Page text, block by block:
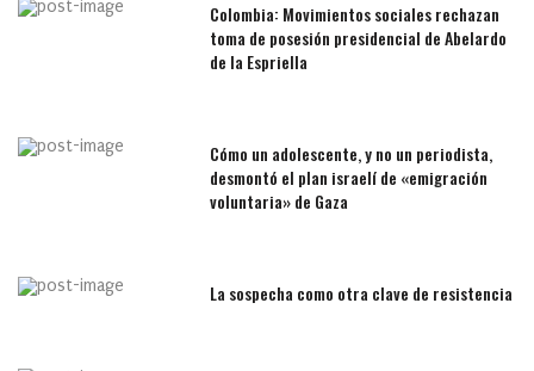
Colombia: Movimientos sociales rechazan
toma de posesión presidencial de Abelardo
de la Espriella
Cómo un adolescente, y no un periodista,
desmontó el plan israelí de «emigración
voluntaria» de Gaza
La sospecha como otra clave de resistencia